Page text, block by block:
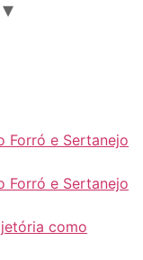
Forró e Sertanejo
Forró e Sertanejo
como